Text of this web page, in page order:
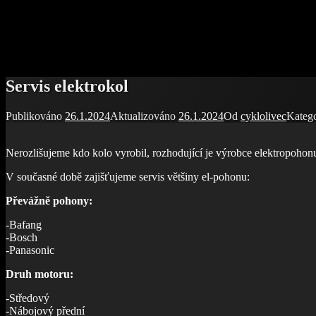
Servis elektrokol
Publikováno 26.1.2024Aktualizováno 26.1.2024Od cyklolivec
Nerozlišujeme kdo kolo vyrobil, rozhodující je výrobce
V současné době zajišťujeme servis většiny el-pohonu:
Převážně pohony:
-Bafang
-Bosch
-Panasonic
Druh motoru:
-Středový
-Nábojový přední